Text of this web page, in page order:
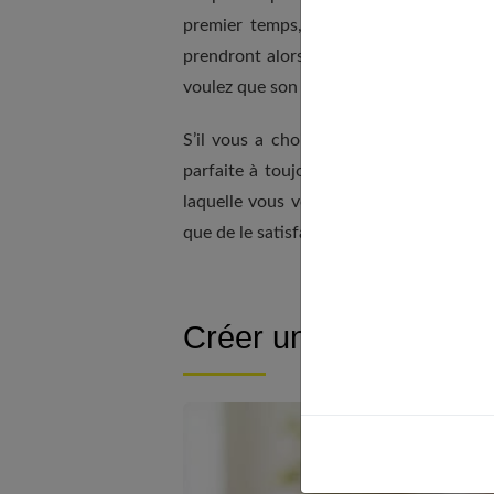
premier temps, être unique à ses
prendront alors une toute autre
voulez que son bonheur et qu’ensemble
S’il vous a choisi vous et pas une
parfaite à toujours vouloir être
laquelle vous vous sentez obligée de
que de le satisfaire !
Créer un effet de